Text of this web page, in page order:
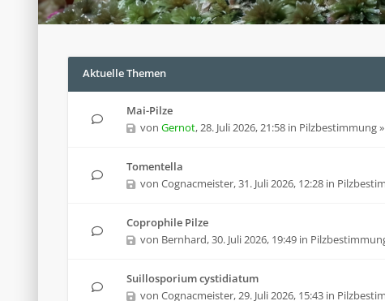
Aktuelle Themen
Mai-Pilze
von Gernot,28. Juli 2026, 21:58 in Pilzbestimmung»
Tomentella
von Cognacmeister,31. Juli 2026, 12:28 in
Coprophile Pilze
von Bernhard,30. Juli 2026, 19:49 in
Suillosporium cystidiatum
von Cognacmeister,29. Juli 2026, 15:43 in